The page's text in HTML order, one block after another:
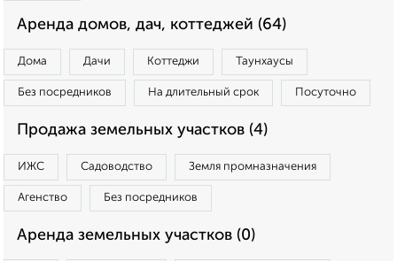
Аренда домов, дач, коттеджей (64)
Дома Дачи Коттеджи Таунхаусы
Без посредников На длительный срок Посуточно
Продажа земельных участков (4)
ИЖС Садоводство Земля промназначения
Агенство Без посредников
Аренда земельных участков (0)